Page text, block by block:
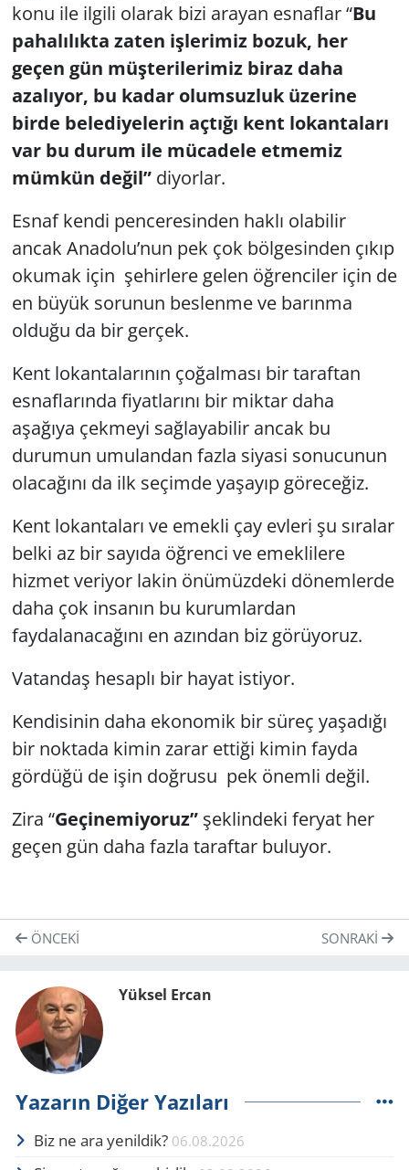
konu ile ilgili olarak bizi arayan esnaflar “Bu
pahalılıkta zaten işlerimiz bozuk, her
geçen gün müşterilerimiz biraz daha
azalıyor, bu kadar olumsuzluk üzerine
birde belediyelerin açtığı kent lokantaları
var bu durum ile mücadele etmemiz
mümkün değil”diyorlar.
Esnaf kendi penceresinden haklı olabilir
ancak Anadolu’nun pek çok bölgesinden çıkıp
okumak için şehirlere gelen öğrenciler için de
en büyük sorunun beslenme ve barınma
olduğu da bir gerçek.
Kent lokantalarının çoğalması bir taraftan
esnaflarında fiyatlarını bir miktar daha
aşağıya çekmeyi sağlayabilir ancak bu
durumun umulandan fazla siyasi sonucunun
olacağını da ilk seçimde yaşayıp göreceğiz.
Kent lokantaları ve emekli çay evleri şu sıralar
belki az bir sayıda öğrenci ve emeklilere
hizmet veriyor lakin önümüzdeki dönemlerde
daha çok insanın bu kurumlardan
faydalanacağını en azından biz görüyoruz.
Vatandaş hesaplı bir hayat istiyor.
Kendisinin daha ekonomik bir süreç yaşadığı
bir noktada kimin zarar ettiği kimin fayda
gördüğü de işin doğrusu pek önemli değil.
Zira “Geçinemiyoruz”şeklindeki feryat her
geçen gün daha fazla taraftar buluyor.
ÖNCEKI SONRAKI
Yüksel Ercan
Yazarın Diğer Yazıları
Biz ne ara yenildik? 06.08.2026